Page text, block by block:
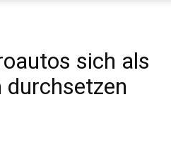
sich als
durchsetzen